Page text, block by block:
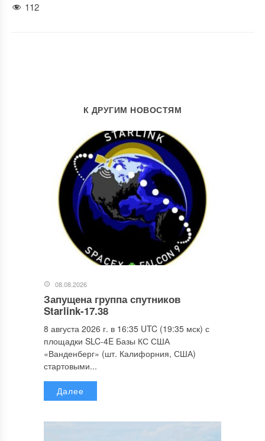
112
К ДРУГИМ НОВОСТЯМ
08.08.2026
Запущена группа спутников
Starlink-17.38
8 августа 2026 г. в 16:35 UTC (19:35 мск) с
площадки SLC-4E Базы КС США
«Ванденберг» (шт. Калифорния, США)
стартовыми...
Далее